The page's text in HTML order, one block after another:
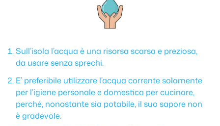
Sull’isola l’acqua è una risorsa scarsa e preziosa,
da usare senza sprechi.
E’ preferibile utilizzare l’acqua corrente solamente
per l’igiene personale e domestica per cucinare,
perché, nonostante sia potabile, il suo sapore non
è gradevole.